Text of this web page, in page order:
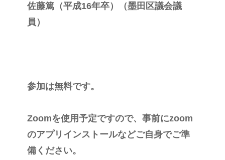
佐藤篤（平成16年卒）（墨田区議会議
員）
参加は無料です。
Zoomを使用予定ですので、事前にzoom
のアプリインストールなどご自身でご準
備ください。